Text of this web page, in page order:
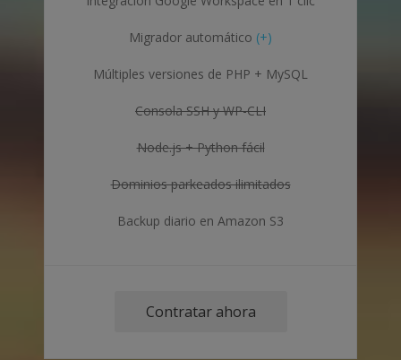
Migrador automático (+)
Múltiples versiones de PHP + MySQL
Consola SSH y WP-CLI
Node.js + Python fácil
Dominios parkeados ilimitados
Backup diario en Amazon S3
Contratar ahora